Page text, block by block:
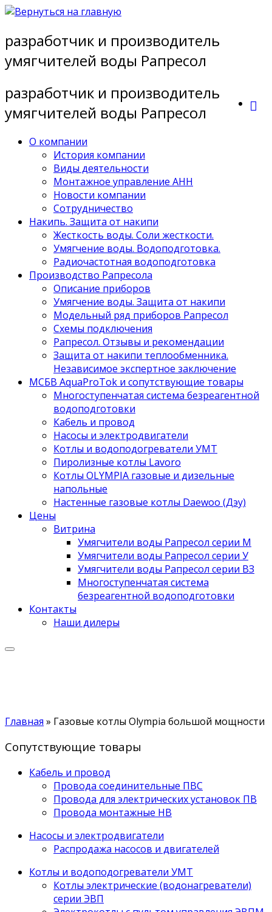
Перейти
содержимому
разработчик и производитель
умягчителей воды Рапресол
разработчик и производитель
умягчителей воды Рапресол
О компании
История компании
Виды деятельности
Монтажное управление АНН
Новости компании
Сотрудничество
Накипь. Защита от накипи
Жесткость воды. Соли жесткости.
Умягчение воды. Водоподготовка.
Радиочастотная водоподготовка
Производство Рапресола
Описание приборов
Умягчение воды. Защита от накипи
Модельный ряд приборов Рапресол
Схемы подключения
Рапресол. Отзывы и рекомендации
Защита от накипи теплообменника.
Независимое экспертное заключение
МСБВ AquaProTok и сопутствующие товары
Многоступенчатая система безреагентной
водоподготовки
Кабель и провод
Насосы и электродвигатели
Котлы и водоподогреватели УМТ
Пиролизные котлы Lavoro
Котлы OLYMPIA газовые и дизельные
напольные
Настенные газовые котлы Daewoo (Дэу)
Цены
Витрина
Умягчители воды Рапресол серии М
Умягчители воды Рапресол серии У
Умягчители воды Рапресол серии ВЗ
Многоступенчатая система
безреагентной водоподготовки
Контакты
Наши дилеры
Главная » Газовые котлы Olympia большой мощности
Сопутствующие товары
Кабель и провод
Провода соединительные ПВС
Провода для электрических установок ПВ
Провода монтажные НВ
Насосы и электродвигатели
Распродажа насосов и двигателей
Котлы и водоподогреватели УМТ
Котлы электрические (водонагреватели)
серии ЭВП